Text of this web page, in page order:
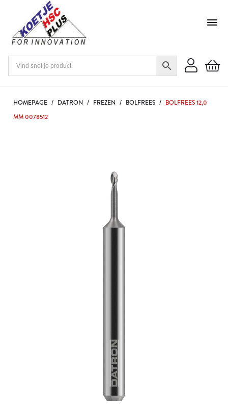
HOMEPAGE / DATRON / FREZEN / BOLFREES / BOLFREES 12,0
MM 0078512